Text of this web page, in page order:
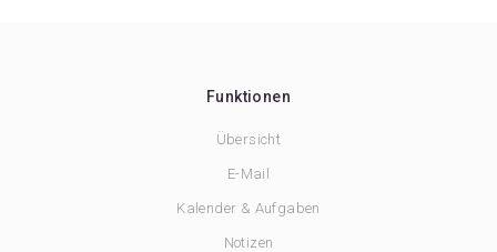
Funktionen
Übersicht
E-Mail
Kalender & Aufgaben
Notizen